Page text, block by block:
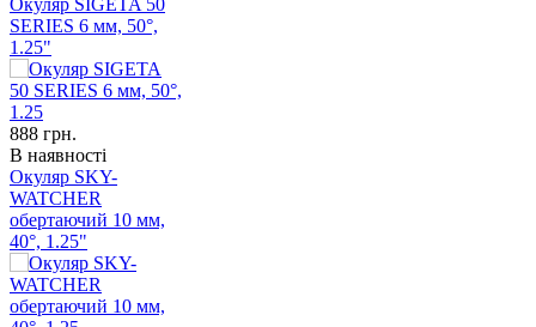
Окуляр SIGETA 50
SERIES 6 мм, 50°,
1.25"
888 грн.
В наявності
Окуляр SKY-
WATCHER
обертаючий 10 мм,
40°, 1.25"